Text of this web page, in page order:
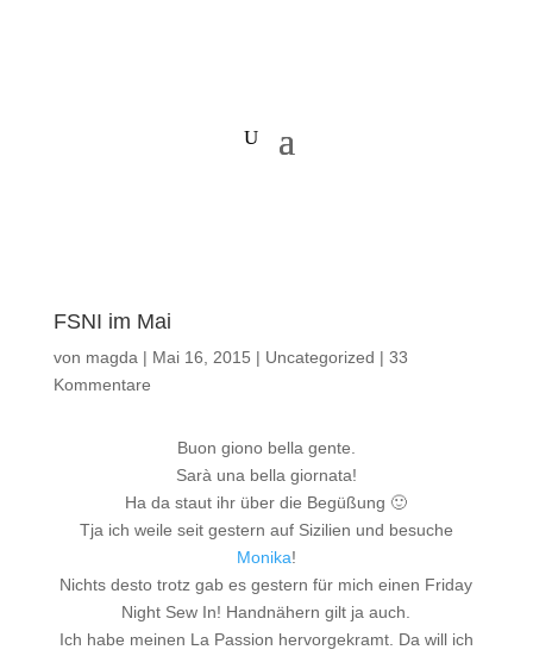
FSNI im Mai
von magda | Mai 16, 2015 | Uncategorized | 33
Kommentare
Buon giono bella gente.
Sarà una bella giornata!
Ha da staut ihr über die Begüßung 🙂
Tja ich weile seit gestern auf Sizilien und besuche
Monika!
Nichts desto trotz gab es gestern für mich einen Friday
Night Sew In! Handnähern gilt ja auch.
Ich habe meinen La Passion hervorgekramt. Da will ich